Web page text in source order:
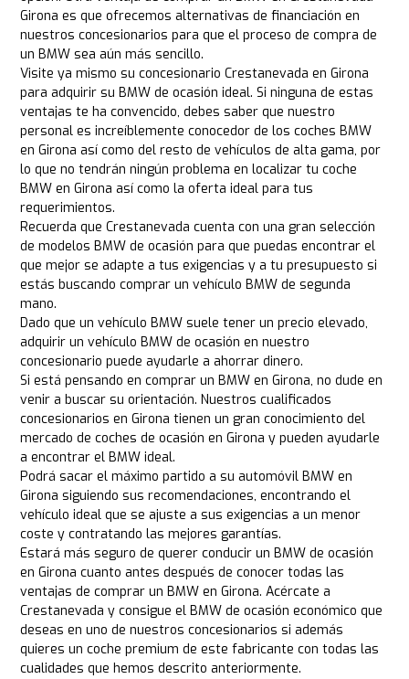
Girona es que ofrecemos alternativas de financiación en
nuestros concesionarios para que el proceso de compra de
un BMW sea aún más sencillo.
Visite ya mismo su concesionario Crestanevada en Girona
para adquirir su BMW de ocasión ideal. Si ninguna de estas
ventajas te ha convencido, debes saber que nuestro
personal es increíblemente conocedor de los coches BMW
en Girona así como del resto de vehículos de alta gama, por
lo que no tendrán ningún problema en localizar tu coche
BMW en Girona así como la oferta ideal para tus
requerimientos.
Recuerda que Crestanevada cuenta con una gran selección
de modelos BMW de ocasión para que puedas encontrar el
que mejor se adapte a tus exigencias y a tu presupuesto si
estás buscando comprar un vehículo BMW de segunda
mano.
Dado que un vehículo BMW suele tener un precio elevado,
adquirir un vehículo BMW de ocasión en nuestro
concesionario puede ayudarle a ahorrar dinero.
Si está pensando en comprar un BMW en Girona, no dude en
venir a buscar su orientación. Nuestros cualificados
concesionarios en Girona tienen un gran conocimiento del
mercado de coches de ocasión en Girona y pueden ayudarle
a encontrar el BMW ideal.
Podrá sacar el máximo partido a su automóvil BMW en
Girona siguiendo sus recomendaciones, encontrando el
vehículo ideal que se ajuste a sus exigencias a un menor
coste y contratando las mejores garantías.
Estará más seguro de querer conducir un BMW de ocasión
en Girona cuanto antes después de conocer todas las
ventajas de comprar un BMW en Girona. Acércate a
Crestanevada y consigue el BMW de ocasión económico que
deseas en uno de nuestros concesionarios si además
quieres un coche premium de este fabricante con todas las
cualidades que hemos descrito anteriormente.